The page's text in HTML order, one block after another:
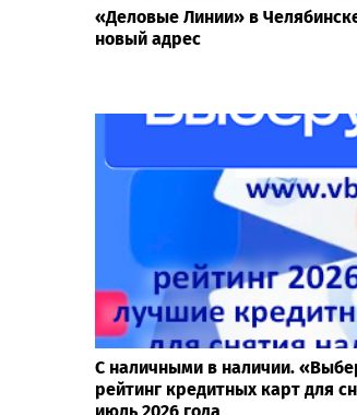
«Деловые Линии» в
новый адрес
С наличными в наличии.
рейтинг кредитных карт для